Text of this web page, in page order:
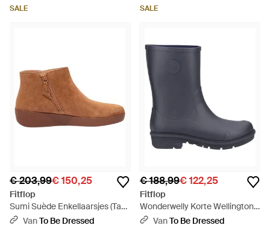
SALE SALE
€ 203,99€ 150,25
Fitflop
Sumi Suède Enkellaarsjes (Tan)
- Bruin
VanTo Be Dressed
€ 188,99€ 122,25
Fitflop
Wonderwelly Korte Wellington
Laarzen (Middernacht Marine) -
VanTo Be Dressed